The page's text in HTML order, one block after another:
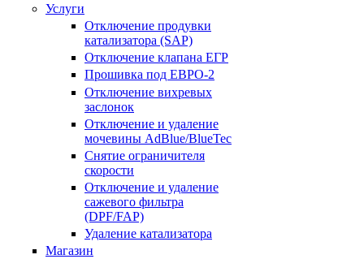
Услуги
Отключение продувки
катализатора (SAP)
Отключение клапана ЕГР
Прошивка под ЕВРО-2
Отключение вихревых
заслонок
Отключение и удаление
мочевины AdBlue/BlueTec
Снятие ограничителя
скорости
Отключение и удаление
сажевого фильтра
(DPF/FAP)
Удаление катализатора
Магазин